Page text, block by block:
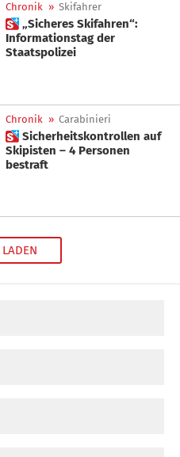
Chronik » Skifahrer
 „Sicheres Skifahren“:
Informationstag der
Staatspolizei
Chronik » Carabinieri
 Sicherheitskontrollen auf
Skipisten – 4 Personen
bestraft